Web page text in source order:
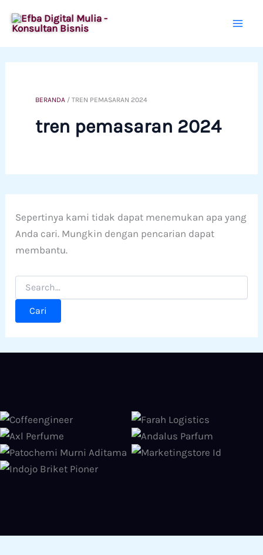
ke
BERANDA /TREN PEMASARAN 2024
tren pemasaran 2024
Sepertinya kami tidak dapat menemukan apa yang
Anda cari. Mungkin dengan pencarian dapat
membantu.
untuk: